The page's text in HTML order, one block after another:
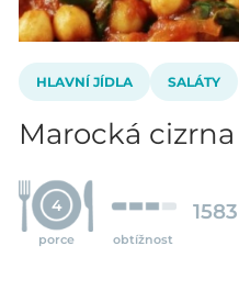
HLAVNÍ JÍDLA SALÁTY
Marocká cizrna
4
porce obtížnost